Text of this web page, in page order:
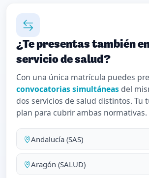
¿Te presentas también
servicio de salud?
Con una única matrícula puedes
convocatorias simultáneas del
dos servicios de salud distintos. Tu
plan para cubrir ambas normativas.
Andalucía (SAS)
Aragón (SALUD)